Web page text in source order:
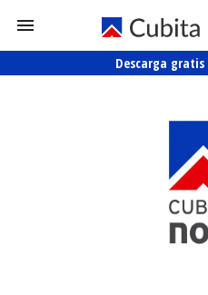
Descarga